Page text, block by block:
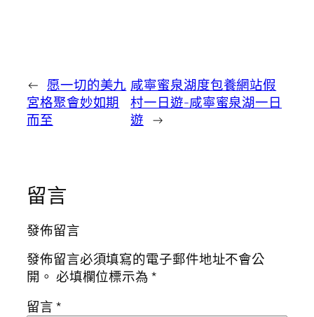
← 愿一切的美九
宮格聚會妙如期
而至
咸寧蜜泉湖度包養網站假
村一日遊-咸寧蜜泉湖一日
遊 →
留言
發佈留言
發佈留言必須填寫的電子郵件地址不會公
開。 必填欄位標示為*
留言*